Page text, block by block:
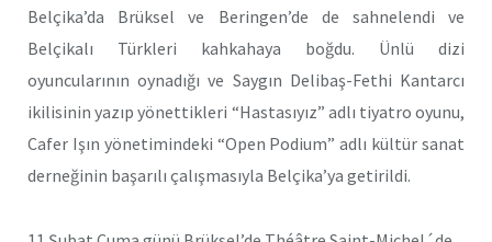
Belçika’da Brüksel ve Beringen’de de sahnelendi ve
Belçikalı Türkleri kahkahaya boğdu. Ünlü dizi
oyuncularının oynadığı ve Saygın Delibaş-Fethi Kantarcı
ikilisinin yazıp yönettikleri “Hastasıyız” adlı tiyatro oyunu,
Cafer Işın yönetimindeki “Open Podium” adlı kültür sanat
derneğinin başarılı çalışmasıyla Belçika’ya getirildi.